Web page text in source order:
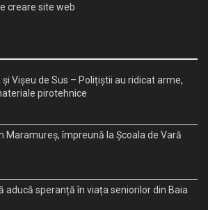
creare site web
Vișeu de Sus – Polițiștii au ridicat arme,
pirotehnice
Maramureș, împreună la Școala de Vară
aducă speranță în viața seniorilor din Baia